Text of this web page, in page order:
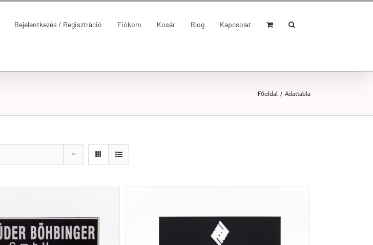
Bejelentkezés / Regisztráció Fiókom Kosár Blog Kapcsolat
Főoldal / Adattábla